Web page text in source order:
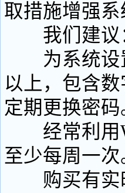
取措施增强
我们建议
为系统设
以上，包含
定期更换密码
经常利用
至少每周一次
购买有实